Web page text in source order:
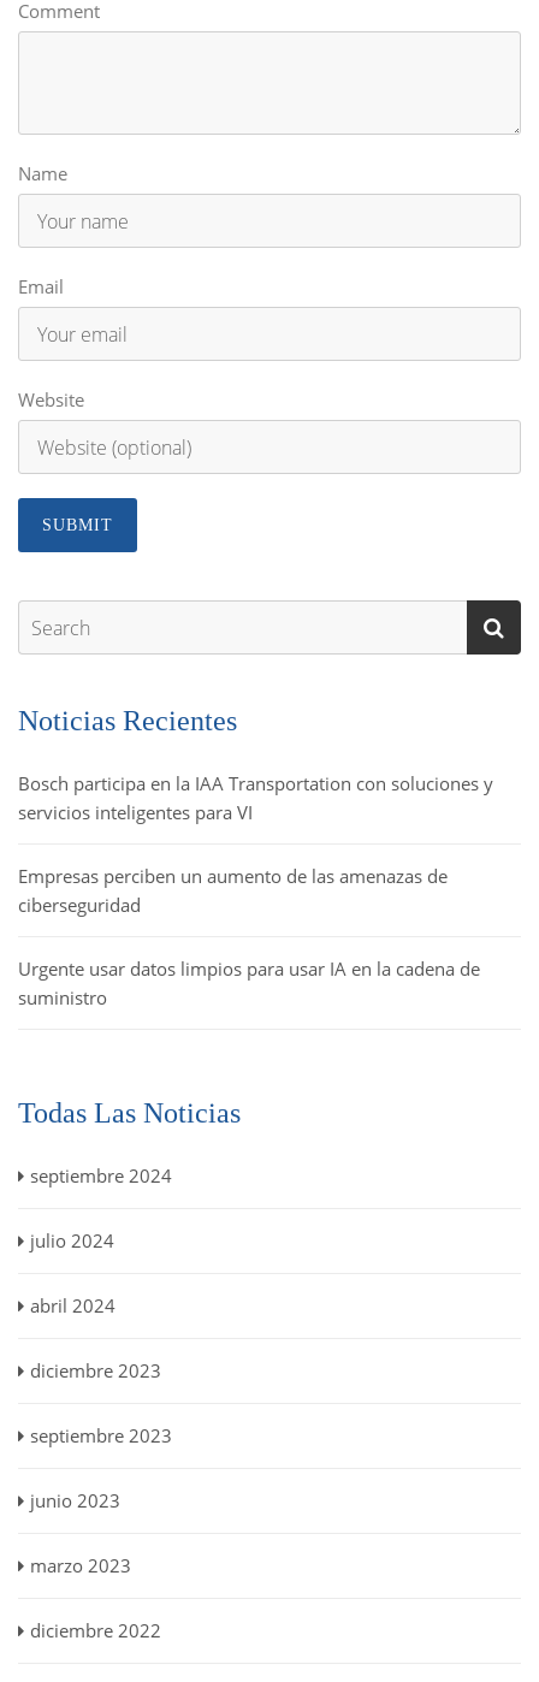
Comment
Name
Email
Website
Noticias Recientes
Bosch participa en la IAA Transportation con soluciones y
servicios inteligentes para VI
Empresas perciben un aumento de las amenazas de
ciberseguridad
Urgente usar datos limpios para usar IA en la cadena de
suministro
Todas Las Noticias
septiembre 2024
julio 2024
abril 2024
diciembre 2023
septiembre 2023
junio 2023
marzo 2023
diciembre 2022